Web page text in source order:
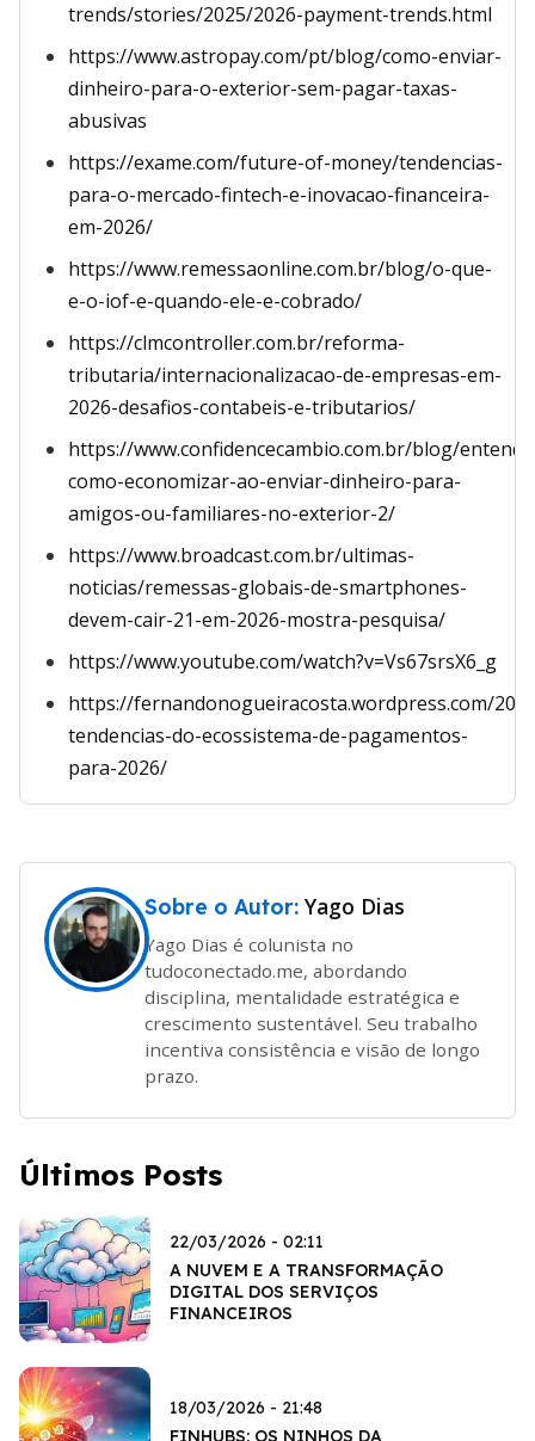
trends/stories/2025/2026-payment-trends.html
https://www.astropay.com/pt/blog/como-enviar-
dinheiro-para-o-exterior-sem-pagar-taxas-
abusivas
https://exame.com/future-of-money/tendencias-
para-o-mercado-fintech-e-inovacao-financeira-
em-2026/
https://www.remessaonline.com.br/blog/o-que-
e-o-iof-e-quando-ele-e-cobrado/
https://clmcontroller.com.br/reforma-
tributaria/internacionalizacao-de-empresas-em-
2026-desafios-contabeis-e-tributarios/
https://www.confidencecambio.com.br/blog/
como-economizar-ao-enviar-dinheiro-para-
amigos-ou-familiares-no-exterior-2/
https://www.broadcast.com.br/ultimas-
noticias/remessas-globais-de-smartphones-
devem-cair-21-em-2026-mostra-pesquisa/
https://www.youtube.com/watch?v=Vs67srsX6_g
https://fernandonogueiracosta.wordpress.com/
tendencias-do-ecossistema-de-pagamentos-
para-2026/
Sobre o Autor: Yago Dias
Yago Dias é colunista no
tudoconectado.me, abordando
disciplina, mentalidade estratégica e
crescimento sustentável. Seu trabalho
incentiva consistência e visão de longo
prazo.
Últimos Posts
22/03/2026 - 02:11
A NUVEM E A TRANSFORMAÇÃO
DIGITAL DOS SERVIÇOS
FINANCEIROS
18/03/2026 - 21:48
FINHUBS: OS NINHOS DA